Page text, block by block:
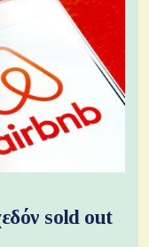
sold out